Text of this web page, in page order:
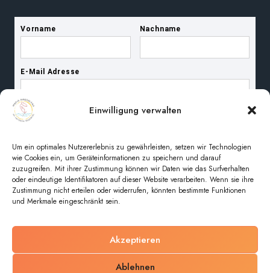
Einwilligung verwalten
Um ein optimales Nutzererlebnis zu gewährleisten, setzen wir Technologien
wie Cookies ein, um Geräteinformationen zu speichern und darauf
zuzugreifen. Mit ihrer Zustimmung können wir Daten wie das Surfverhalten
oder eindeutige Identifikatoren auf dieser Website verarbeiten. Wenn sie ihre
Zustimmung nicht erteilen oder widerrufen, könnten bestimmte Funktionen
und Merkmale eingeschränkt sein.
Akzeptieren
Ablehnen
© 2026 Pfarreiengemeinschaft Maria Magdalena im